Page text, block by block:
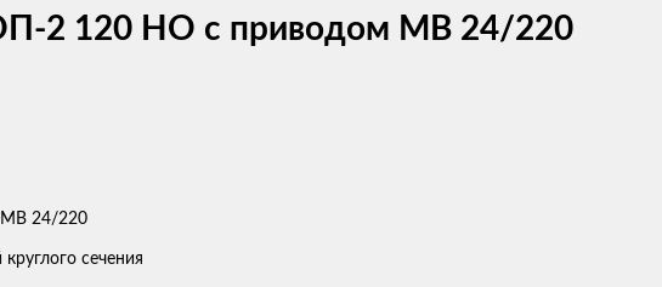
2 120 НО с приводом MB 24/220
сечения